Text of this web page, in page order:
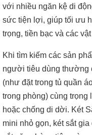
với nhiều ngăn kệ di
sức tiện lợi, giúp tối ưu
trọng, tiền bạc và các
Khi tìm kiếm các sản
người tiêu dùng thường
(như đặt trong tủ quần
trong phòng) cùng
hoặc chống di dời. Két
mini nhỏ gọn, két sắt